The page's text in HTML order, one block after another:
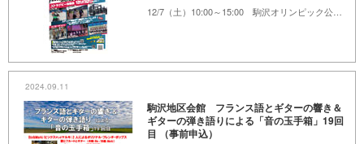
2024.09.11
駒沢地区会館 フランス語とギターの響き＆
ギターの弾き語りによる「音の玉手箱」19回
目 （事前申込）